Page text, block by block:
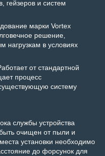
гейзеров и систем
марки Vortex
решение,
нагрузкам в условиях
от стандартной
процесс
систему
службы устройства
очищен от пыли и
установки необходимо
до форсунок для